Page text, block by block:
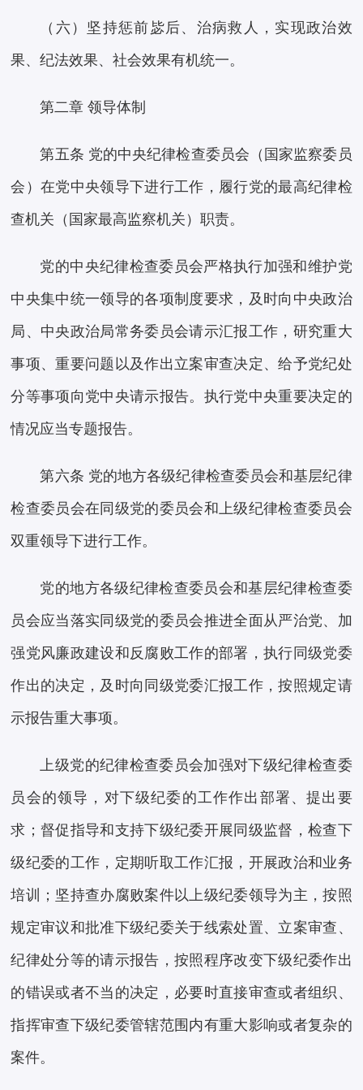
（六）坚持惩前毖后、治病救人，实现政治效
果、纪法效果、社会效果有机统一。
第二章 领导体制
第五条 党的中央纪律检查委员会（国家监察委员
会）在党中央领导下进行工作，履行党的最高纪律检
查机关（国家最高监察机关）职责。
党的中央纪律检查委员会严格执行加强和维护党
中央集中统一领导的各项制度要求，及时向中央政治
局、中央政治局常务委员会请示汇报工作，研究重大
事项、重要问题以及作出立案审查决定、给予党纪处
分等事项向党中央请示报告。执行党中央重要决定的
情况应当专题报告。
第六条 党的地方各级纪律检查委员会和基层纪律
检查委员会在同级党的委员会和上级纪律检查委员会
双重领导下进行工作。
党的地方各级纪律检查委员会和基层纪律检查委
员会应当落实同级党的委员会推进全面从严治党、加
强党风廉政建设和反腐败工作的部署，执行同级党委
作出的决定，及时向同级党委汇报工作，按照规定请
示报告重大事项。
上级党的纪律检查委员会加强对下级纪律检查委
员会的领导，对下级纪委的工作作出部署、提出要
求；督促指导和支持下级纪委开展同级监督，检查下
级纪委的工作，定期听取工作汇报，开展政治和业务
培训；坚持查办腐败案件以上级纪委领导为主，按照
规定审议和批准下级纪委关于线索处置、立案审查、
纪律处分等的请示报告，按照程序改变下级纪委作出
的错误或者不当的决定，必要时直接审查或者组织、
指挥审查下级纪委管辖范围内有重大影响或者复杂的
案件。